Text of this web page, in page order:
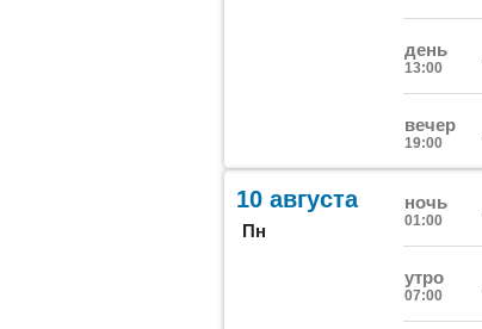
день
13:00
вечер
19:00
10 августа
Пн
ночь
01:00
утро
07:00